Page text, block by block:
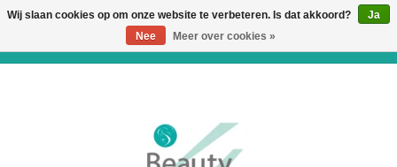
Wij slaan cookies op om onze website te verbeteren. Is dat akkoord?
Ja
Nee
Meer over cookies »